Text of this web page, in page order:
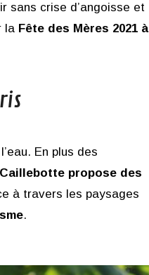
sans crise d’angoisse et
la Fête des Mères 2021 à
En plus des
propose des
à travers les paysages
.